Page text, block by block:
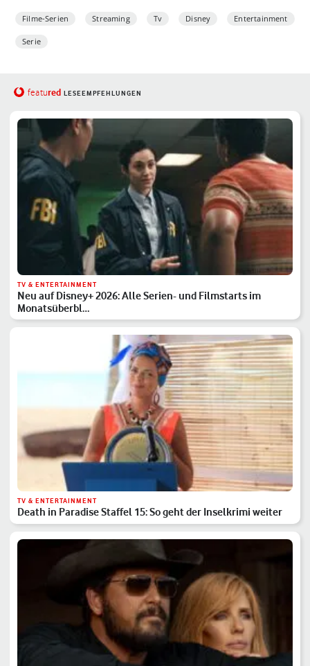
Filme-Serien Streaming Tv Disney Entertainment
Serie
featured LESEEMPFEHLUNGEN
TV & ENTERTAINMENT
Neu auf Disney+ 2026: Alle Serien- und Filmstarts im
Monatsüberbl…
TV & ENTERTAINMENT
Death in Paradise Staffel 15: So geht der Inselkrimi weiter